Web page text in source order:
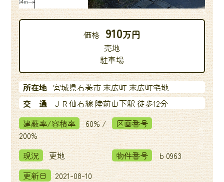
価格 910万円
売地
駐車場
所在地 宮城県石巻市 末広町 末広町宅地
交 通
ＪＲ仙石線 陸前山下駅 徒歩12分
建蔽率/容積率
60% /
200%
区画番号
現況 更地 物件番号
ｂ0963
更新日
2021-08-10